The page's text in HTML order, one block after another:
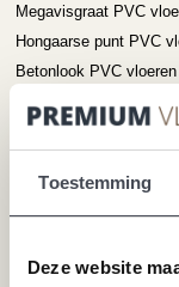
Toestemming
Deze website
Megavisgraat PVC
Hongaarse punt PVC
Betonlook PVC vloeren
Steenlook PVC vloeren
Merken
Pvc-vloeren van Forbo